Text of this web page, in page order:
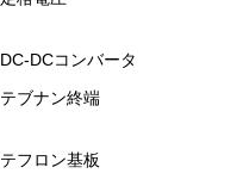
DC-DCコンバータ
テブナン終端
テフロン基板